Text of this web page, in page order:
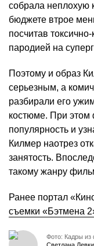
собрала неплохую
бюджете втрое
посчитав
пародией на
Поэтому и образ
серьезным, а
разбирали его
костюме. При этом
популярность и
Килмер наотрез
занятость.
такому жанру
Ранее портал
съемки «Бэтмена
Фото: Кадры из